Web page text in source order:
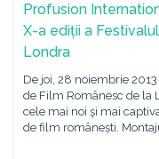
Profusion
X-a ediții a
Londra
De joi, 28 noiembrie
de Film Românesc de la
cele mai noi şi mai
de film românești.